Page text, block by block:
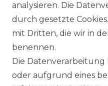
Wechselrichter
Wechselrichter
Wp Balkonkraftwerk
mit Speicher
NOAH 2000
analysieren. Die
durch gesetzte
mit Dritten, die wir in
benennen.
Die
oder aufgrund eines